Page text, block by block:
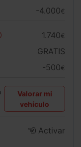
-4.000€
1.740€
GRATIS
-500€
Valorar mi
vehículo
Activar